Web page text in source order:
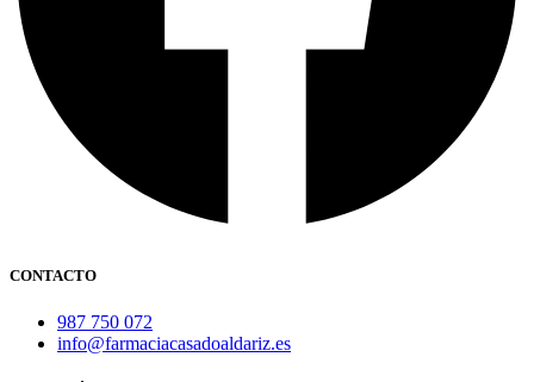
CONTACTO
987 750 072
info@farmaciacasadoaldariz.es